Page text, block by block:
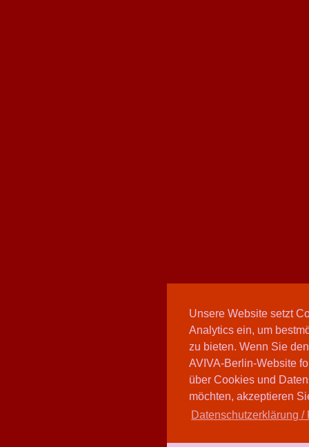
Unsere Website setzt
Analytics ein, um
zu bieten. Wenn Sie
AVIVA-Berlin-Website
über Cookies und
möchten, akzeptieren
Datenschutzerklärung /